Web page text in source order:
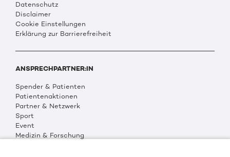
Datenschutz
Disclaimer
Cookie Einstellungen
Erklärung zur Barrierefreiheit
ANSPRECHPARTNER:IN
Spender & Patienten
Patientenaktionen
Partner & Netzwerk
Sport
Event
Medizin & Forschung